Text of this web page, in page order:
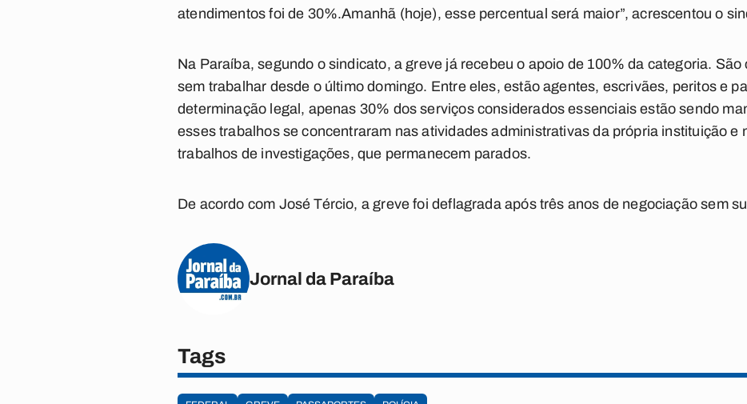
atendimentos foi de 30%.Amanhã (hoje), esse percentual será maior”, acrescentou o
Na Paraíba, segundo o sindicato, a greve já recebeu o apoio de 100% da categoria. São
sem trabalhar desde o último domingo. Entre eles, estão agentes, escrivães, peritos e
determinação legal, apenas 30% dos serviços considerados essenciais estão sendo
esses trabalhos se concentraram nas atividades administrativas da própria instituição e
trabalhos de investigações, que permanecem parados.
De acordo com José Tércio, a greve foi deflagrada após três anos de negociação sem
Jornal da Paraíba
Tags